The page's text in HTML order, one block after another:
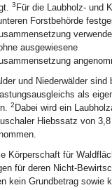
3 Für die Laubholz- und
Forstbehörde
ausgewiesene
und Niederwälder sind
als
2 Dabei wird ein
Hiebssatz von
Körperschaft für
für deren Nicht-
kein Grundbetrag sowie